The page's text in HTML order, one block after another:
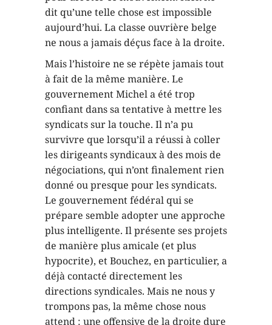
dit qu’une telle chose est impossible
aujourd’hui. La classe ouvrière belge
ne nous a jamais déçus face à la droite.
Mais l’histoire ne se répète jamais tout
à fait de la même manière. Le
gouvernement Michel a été trop
confiant dans sa tentative à mettre les
syndicats sur la touche. Il n’a pu
survivre que lorsqu’il a réussi à coller
les dirigeants syndicaux à des mois de
négociations, qui n’ont finalement rien
donné ou presque pour les syndicats.
Le gouvernement fédéral qui se
prépare semble adopter une approche
plus intelligente. Il présente ses projets
de manière plus amicale (et plus
hypocrite), et Bouchez, en particulier, a
déjà contacté directement les
directions syndicales. Mais ne nous y
trompons pas, la même chose nous
attend : une offensive de la droite dure